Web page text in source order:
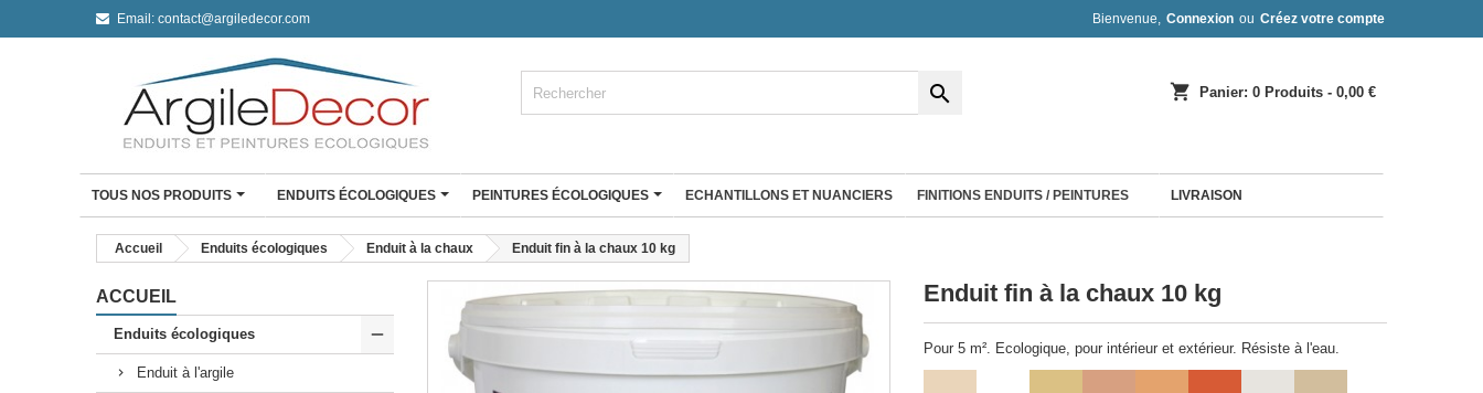
Email: contact@argiledecor.com Bienvenue, Connexion ou Créez votre compte
shopping_cart Panier: 0 Produits - 0,00 €

TOUS NOS PRODUITS
ENDUIT À L'ARGILE
Enduit à l'argile Argil Deco
Enduit monocouche à l'argile 25 Kg
Enduit monocouche à l'argile Big bag
CLAYSTONE BÉTON CIRÉ D'ARGILE
ENDUIT À LA CHAUX
Enduit fin à la chaux
Badistuc Déco
Badistuc Couleurs
Badistuc Façades et rénovation
ENDUITS ÉCOLOGIQUES PEINTURES ÉCOLOGIQUES ECHANTILLONS ET NUANCIERS FINITIONS ENDUITS / PEINTURES LIVRAISON
Accueil Enduits écologiques Enduit à la chaux Enduit fin à la chaux 10 kg
ACCUEIL
Enduits écologiques
Enduit à l'argile
Enduit fin à la chaux 10 kg
Pour 5 m². Ecologique, pour intérieur et extérieur. Résiste à l'eau.